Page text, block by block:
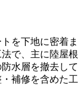
を下地に密着ま
で、主に陸屋根
水層を撤去して
補修を含めた工